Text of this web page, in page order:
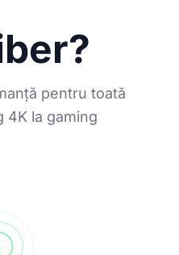
pentru toată
4K la gaming